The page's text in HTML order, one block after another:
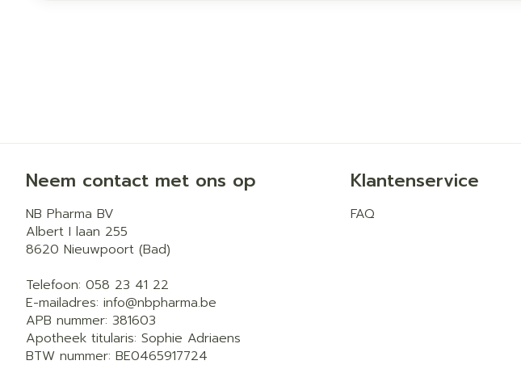
Neem contact met ons op
NB Pharma BV
Albert I laan 255
8620 Nieuwpoort (Bad)
Telefoon: 058 23 41 22
E-mailadres: info@nbpharma.be
APB nummer: 381603
Apotheek titularis: Sophie Adriaens
BTW nummer: BE0465917724
Klantenservice
FAQ